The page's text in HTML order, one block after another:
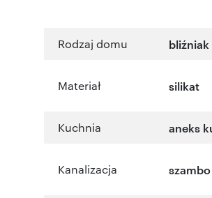
Rodzaj domu bliźniak
Materiał silikat
Kuchnia aneks
Kanalizacja szambo